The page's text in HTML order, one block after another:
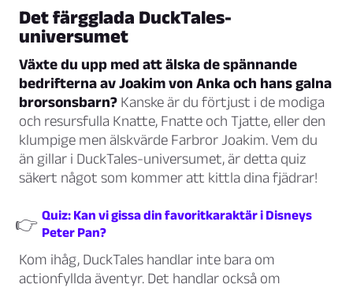
Det färgglada DuckTales-
universumet
Växte du upp med att älska de spännande
bedrifterna av Joakim von Anka och hans galna
brorsonsbarn? Kanske är du förtjust i de modiga
och resursfulla Knatte, Fnatte och Tjatte, eller den
klumpige men älskvärde Farbror Joakim. Vem du
än gillar i DuckTales-universumet, är detta quiz
säkert något som kommer att kittla dina fjädrar!
👉 Quiz: Kan vi gissa din favoritkaraktär i Disneys
Peter Pan?
Kom ihåg, DuckTales handlar inte bara om
actionfyllda äventyr. Det handlar också om